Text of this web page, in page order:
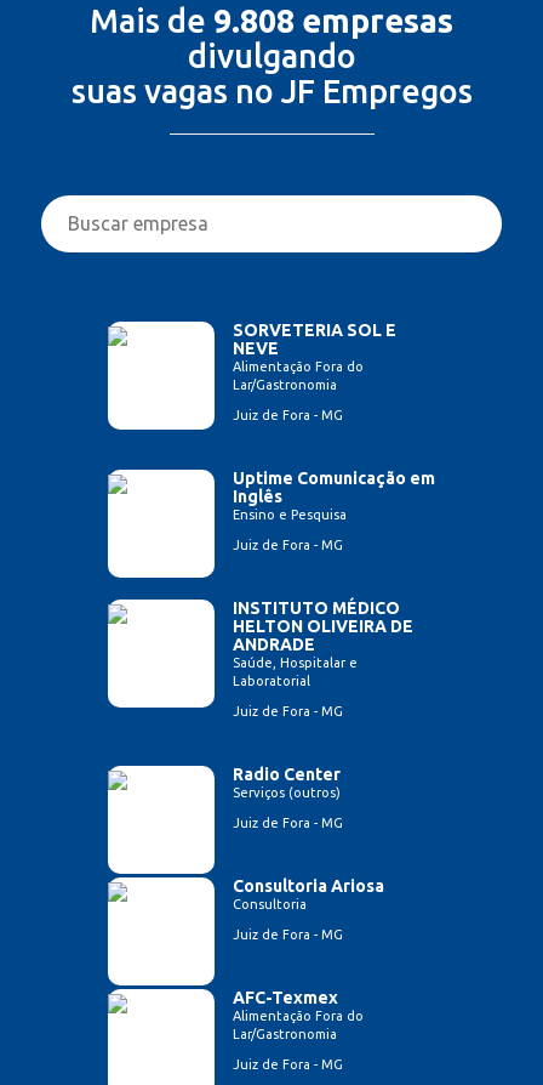
Mais de 9.808 empresas
divulgando
suas vagas no JF Empregos
SORVETERIA SOL E
NEVE
Alimentação Fora do
Lar/Gastronomia
Juiz de Fora - MG
Uptime Comunicação em
Inglês
Ensino e Pesquisa
Juiz de Fora - MG
INSTITUTO MÉDICO
HELTON OLIVEIRA DE
ANDRADE
Saúde, Hospitalar e
Laboratorial
Juiz de Fora - MG
Radio Center
Serviços (outros)
Juiz de Fora - MG
Consultoria Ariosa
Consultoria
Juiz de Fora - MG
AFC-Texmex
Alimentação Fora do
Lar/Gastronomia
Juiz de Fora - MG